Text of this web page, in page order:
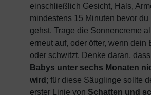
einschließlich Gesicht, Hals,
mindestens 15 Minuten bevor
gehst. Trage die Sonnencreme
erneut auf, oder öfter, wenn dein
oder schwitzt. Denke daran,
Babys unter sechs Monaten
wird; für diese Säuglinge sollte
erster Linie von Schatten und